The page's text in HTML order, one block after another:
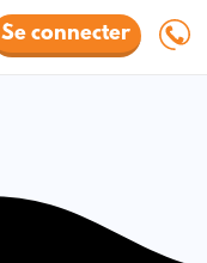
Se connecter